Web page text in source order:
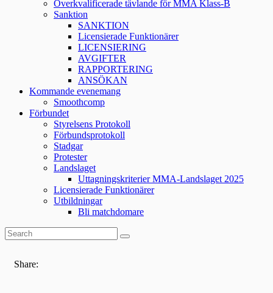
Överkvalificerade tävlande för MMA Klass-B
Sanktion
SANKTION
Licensierade Funktionärer
LICENSIERING
AVGIFTER
RAPPORTERING
ANSÖKAN
Kommande evenemang
Smoothcomp
Förbundet
Styrelsens Protokoll
Förbundsprotokoll
Stadgar
Protester
Landslaget
Uttagningskriterier MMA-Landslaget 2025
Licensierade Funktionärer
Utbildningar
Bli matchdomare
Share: